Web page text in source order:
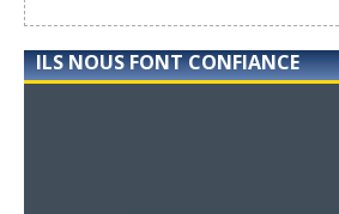
ILS NOUS FONT CONFIANCE